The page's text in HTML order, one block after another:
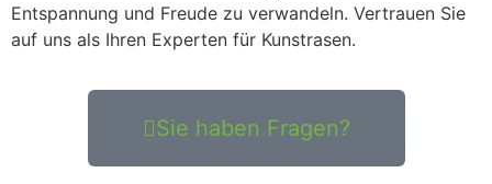
Entspannung und Freude zu verwandeln. Vertrauen Sie
auf uns als Ihren Experten für Kunstrasen.
Sie haben Fragen?